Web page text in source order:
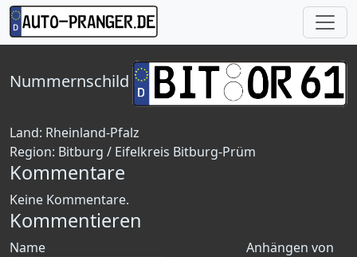
Nummernschild
Land: Rheinland-Pfalz
Region: Bitburg / Eifelkreis Bitburg-Prüm
Kommentare
Keine Kommentare.
Kommentieren
Anhängen von
Name